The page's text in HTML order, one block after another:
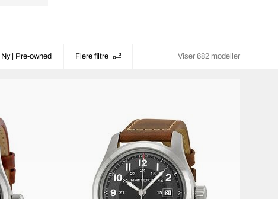
Ny | Pre-owned Flere filtre Viser 682 modeller